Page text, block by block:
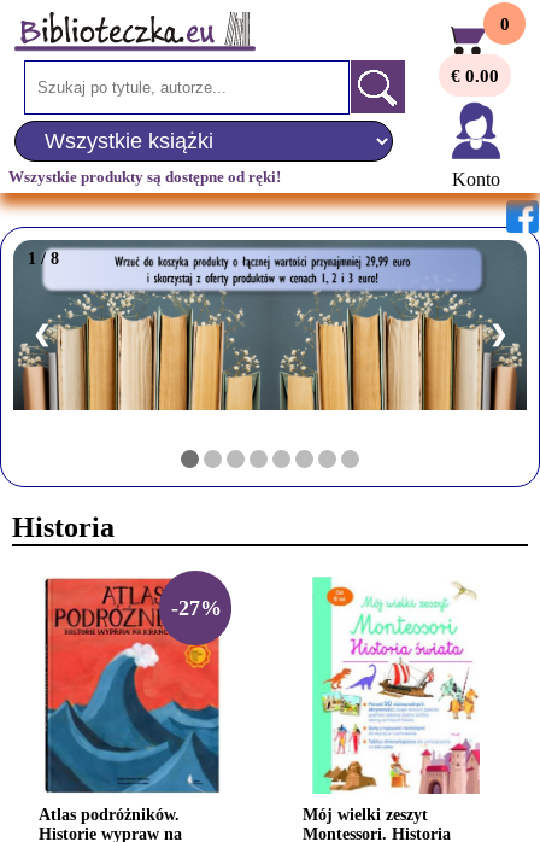
Wszystkie produkty są dostępne od ręki!
0
€ 0.00
Konto
1 / 8
❮ ❯
Historia
Atlas podróżników.
Historie wypraw na
-27%
Mój wielki zeszyt
Montessori. Historia